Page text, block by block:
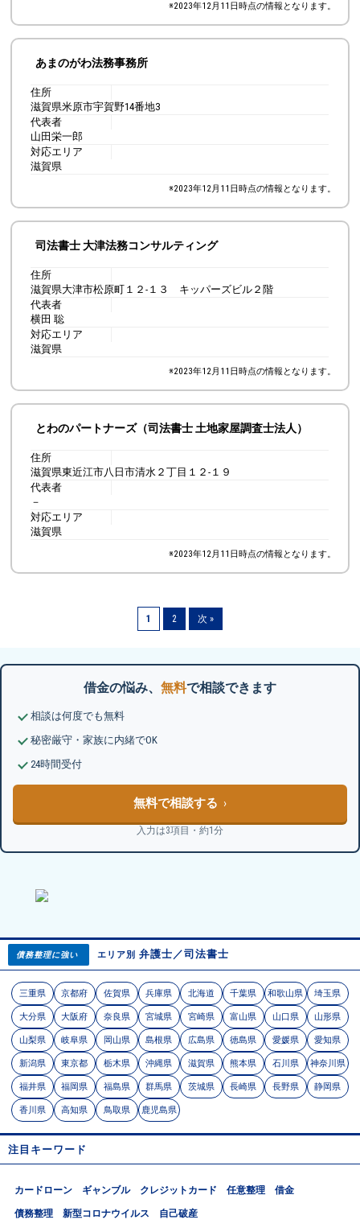
※2023年12月11日時点の情報となります。
あまのがわ法務事務所
住所
滋賀県米原市宇賀野14番地3
代表者
山田栄一郎
対応エリア
滋賀県
※2023年12月11日時点の情報となります。
司法書士 大津法務コンサルティング
住所
滋賀県大津市松原町１２-１３ キッパーズビル２階
代表者
横田 聡
対応エリア
滋賀県
※2023年12月11日時点の情報となります。
とわのパートナーズ（司法書士 土地家屋調査士法人）
住所
滋賀県東近江市八日市清水２丁目１２-１９
代表者
－
対応エリア
滋賀県
※2023年12月11日時点の情報となります。
1 2 次 »
借金の悩み、 無料で相談できます
相談は何度でも無料
秘密厳守・家族に内緒でOK
24時間受付
無料で相談する
入力は3項目・約1分
債務整理に強い エリア別 弁護士／司法書士
三重県 京都府 佐賀県 兵庫県 北海道 千葉県 和歌山県 埼玉県
大分県 大阪府 奈良県 宮城県 宮崎県 富山県 山口県 山形県
山梨県 岐阜県 岡山県 島根県 広島県 徳島県 愛媛県 愛知県
新潟県 東京都 栃木県 沖縄県 滋賀県 熊本県 石川県 神奈川県
福井県 福岡県 福島県 群馬県 茨城県 長崎県 長野県 静岡県
香川県 高知県 鳥取県 鹿児島県
注目キーワード
カードローン ギャンブル クレジットカード 任意整理 借金
債務整理 新型コロナウイルス 自己破産